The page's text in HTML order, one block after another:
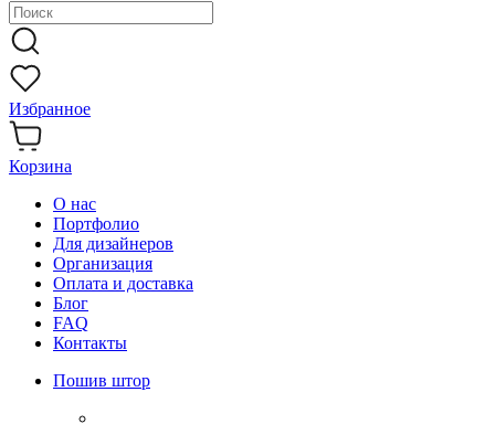
Избранное
Корзина
О нас
Портфолио
Для дизайнеров
Организация
Оплата и доставка
Блог
FAQ
Контакты
Пошив штор